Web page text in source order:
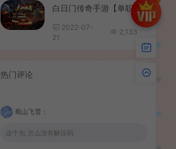
白日门传奇手游【单职业九州传奇】最新整理Win系一键即玩服务端+安卓+GM后台+详细搭建教程
2022-07-
21
2,133
热门评论
蜀山飞雪：
这个包 怎么没有解压码